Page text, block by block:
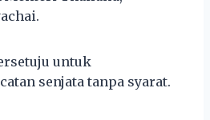
untuk
senjata tanpa syarat.